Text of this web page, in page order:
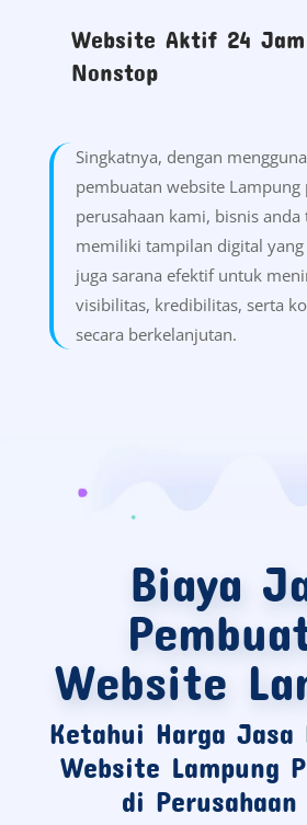
Website Aktif 24 Jam
Nonstop
Singkatnya, dengan
pembuatan website
perusahaan kami, bisnis anda
memiliki tampilan digital
juga sarana efektif untuk
visibilitas, kredibilitas, serta
secara berkelanjutan.
Biaya
Website
Ketahui Harga Jasa
Website Lampung
di Perusahaan